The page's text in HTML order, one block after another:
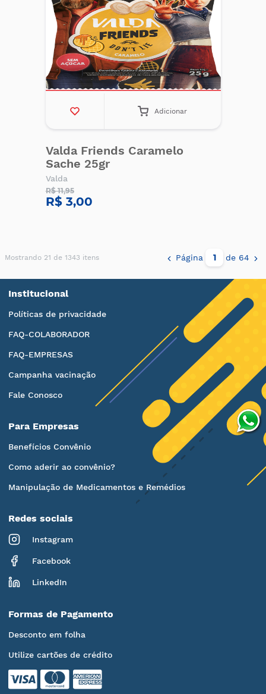
Adicionar
Valda Friends Caramelo
Sache 25gr
Valda
R$ 11,95
R$ 3,00
Mostrando 21 de 1343 itens Página de 64
Institucional
Políticas de privacidade
FAQ-COLABORADOR
FAQ-EMPRESAS
Campanha vacinação
Fale Conosco
Para Empresas
Benefícios Convênio
Como aderir ao convênio?
Manipulação de Medicamentos e Remédios
Redes sociais
Instagram
Facebook
LinkedIn
Formas de Pagamento
Desconto em folha
Utilize cartões de crédito